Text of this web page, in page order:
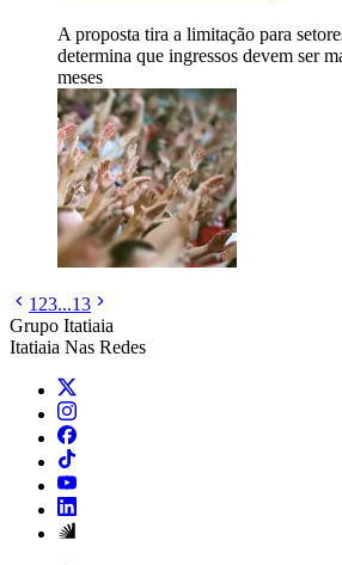
A proposta tira a limitação para
determina que ingressos devem ser
meses
1 23...13
Grupo Itatiaia
Itatiaia Nas Redes